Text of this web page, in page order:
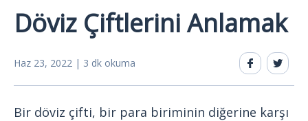
Döviz Çiftlerini Anlamak
Haz 23, 2022 | 3 dk okuma
Bir döviz çifti, bir para biriminin diğerine karşı